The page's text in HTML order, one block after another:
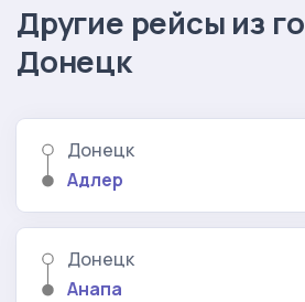
Другие рейсы из
Донецк
Донецк
Адлер
Донецк
Анапа